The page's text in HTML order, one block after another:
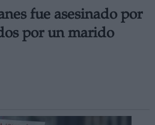
fue asesinado por
por un marido